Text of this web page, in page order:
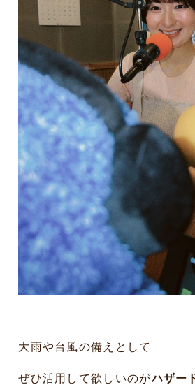
大雨や台風の備えとして
ぜひ活用して欲しいのがハザー